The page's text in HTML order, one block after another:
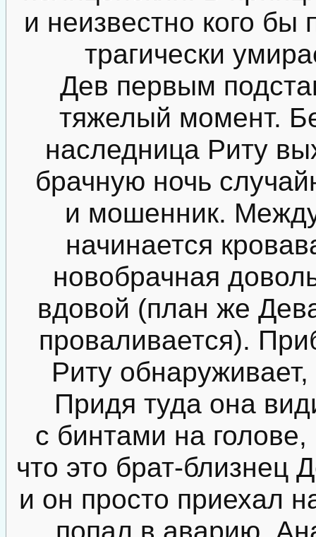
и неизвестно кого бы
трагически
Дев первым
тяжелый момент.
наследница Риту
брачную ночь
и мошенник.
начинается
новобрачная
вдовой (план же
проваливается).
Риту
Придя туда она
с бинтами на
что это брат-близнец
и он просто приехал